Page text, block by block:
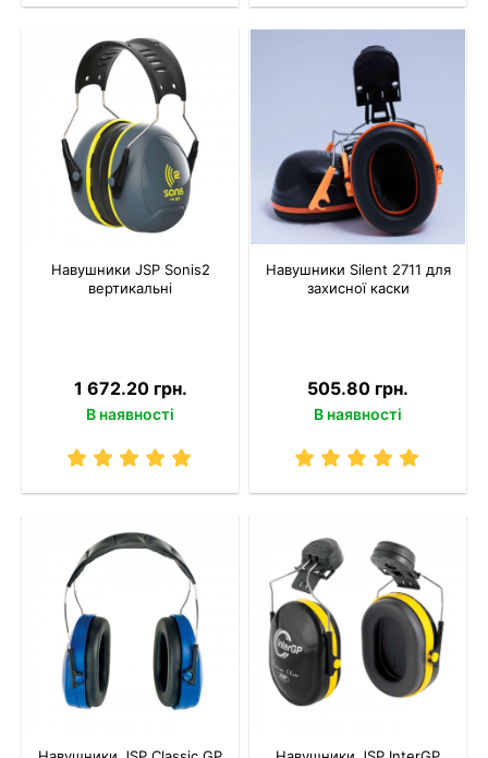
Навушники JSP Sonis2
вертикальні
1 672.20 грн.
В наявності
Навушники Silent 2711 для
захисної каски
505.80 грн.
В наявності